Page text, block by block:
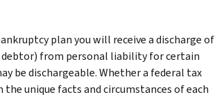
plan you will receive a discharge of
debtor) from personal liability for certain
be dischargeable. Whether a federal tax
the unique facts and circumstances of each